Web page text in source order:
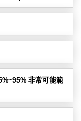
非常可能範